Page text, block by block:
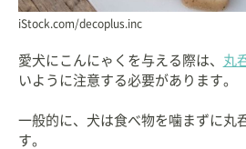
iStock.com/decoplus.inc
愛犬にこんにゃくを与える際は、 丸
いように注意する必要があります。
一般的に、犬は食べ物を噛まずに丸
す。